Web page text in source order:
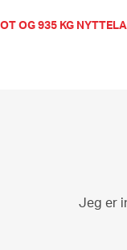
OG 935 KG
Jeg er